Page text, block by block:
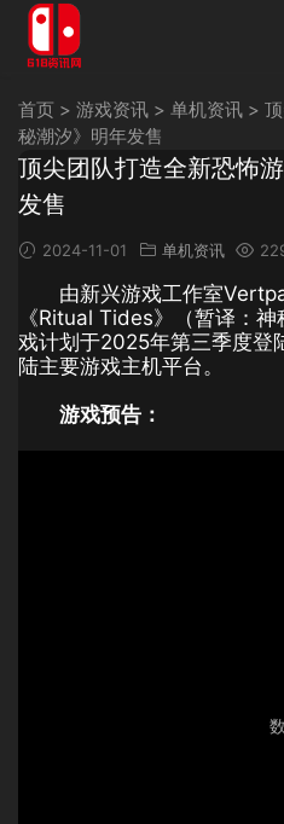
首页 > 游戏资讯 > 单机资讯 >
秘潮汐》明年发售
顶尖团队打造全新恐怖
发售
2024-11-01 单机资讯
由新兴游戏工作室
《Ritual Tides》（暂译：
戏计划于2025年第三季度登
陆主要游戏主机平台。
游戏预告：